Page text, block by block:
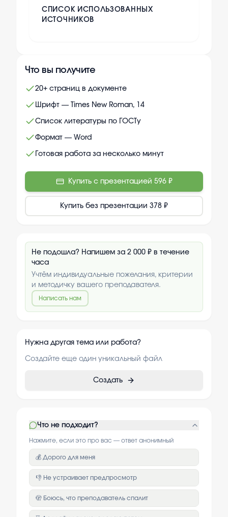
СПИСОК ИСПОЛЬЗОВАННЫХ
ИСТОЧНИКОВ
Что вы получите
20+ страниц в документе
Шрифт — Times New Roman, 14
Список литературы по ГОСТу
Формат — Word
Готовая работа за несколько минут
Купить с презентацией 596 ₽
Купить без презентации 378 ₽
Не подошла? Напишем за 2 000 ₽ в течение
часа
Учтём индивидуальные пожелания, критерии
и методичку вашего преподавателя.
Написать нам
Нужна другая тема или работа?
Создайте еще один уникальный файл
Создать
Что не подходит?
Нажмите, если это про вас — ответ анонимный
💰 Дорого для меня
👎 Не устраивает предпросмотр
🫣 Боюсь, что преподаватель спалит